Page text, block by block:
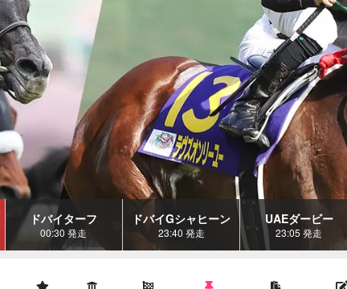
ドバイターフ
00:30 発走
ドバイGシャヒーン
23:40 発走
UAEダービー
23:05 発走